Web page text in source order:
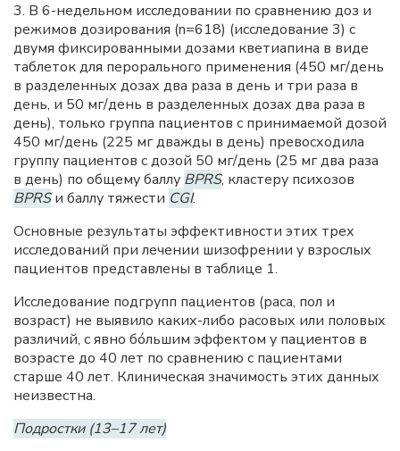
3. В 6-недельном исследовании по сравнению доз и
режимов дозирования (n=618) (исследование 3) с
двумя фиксированными дозами кветиапина в виде
таблеток для перорального применения (450 мг/день
в разделенных дозах два раза в день и три раза в
день, и 50 мг/день в разделенных дозах два раза в
день), только группа пациентов с принимаемой дозой
450 мг/день (225 мг дважды в день) превосходила
группу пациентов с дозой 50 мг/день (25 мг два раза
в день) по общему баллу BPRS, кластеру психозов
BPRSи баллу тяжести CGI.
Основные результаты эффективности этих трех
исследований при лечении шизофрении у взрослых
пациентов представлены в таблице 1.
Исследование подгрупп пациентов (раса, пол и
возраст) не выявило каких-либо расовых или половых
различий, с явно бóльшим эффектом у пациентов в
возрасте до 40 лет по сравнению с пациентами
старше 40 лет. Клиническая значимость этих данных
неизвестна.
Подростки (13–17 лет)